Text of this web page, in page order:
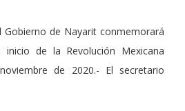
de Nayarit conmemorará
de la Revolución Mexicana
de 2020.- El secretario